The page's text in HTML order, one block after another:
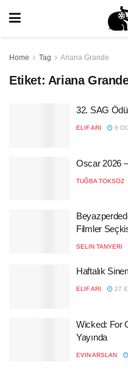
Home Tag Ariana Grande
Etiket: Ariana
32. SAG
ELIF ARI 8
Oscar 2026 –
TUĞBA TOKSÖZ
Filmler
SELIN TANYERI
Haftalık
ELIF ARI 27
Wicked: For
Yayında
EVIN ARSLAN